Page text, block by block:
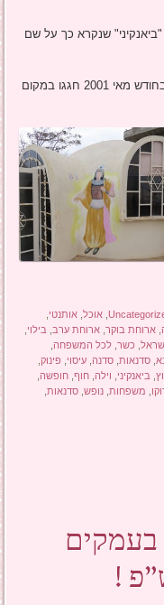
שנקרא כך על שם
המקום המה מבלים באופן קבוע, בערב אחד בחודש מאי 2001 חגגו במקום
,אוכל ,אותנטי
,ארוחת בוקר ,ארוחת ערב בילוי
כשר ,לכל המשפחה
,סדנאות ,סדנה ,עיסוי פינוק
ביאנקיני וילה ,חוף ,חופשה
משפחות ,נופש ,סדנאות